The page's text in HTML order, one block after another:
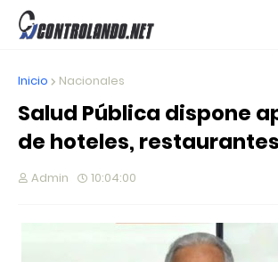
Inicio Nacionales
Salud Pública dispone
de hoteles,
Admin 10:04:00